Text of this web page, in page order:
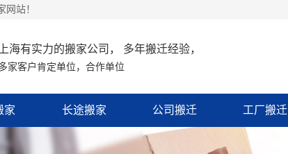
站！
上海有实力的搬家公司， 多年搬迁经验，
家客户肯定单位，合作单位
家 长途搬家 公司搬迁 工厂搬迁